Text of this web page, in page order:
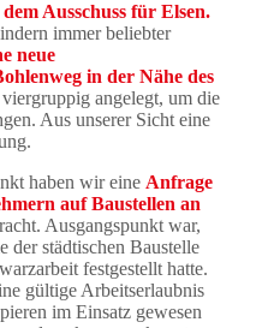
Ausschuss für Elsen.
immer beliebter
neue
in der Nähe des
angelegt, um die
Aus unserer Sicht eine
haben wir eine Anfrage
auf Baustellen an
Ausgangspunkt war,
der städtischen Baustelle
festgestellt hatte.
gültige Arbeitserlaubnis
im Einsatz gewesen